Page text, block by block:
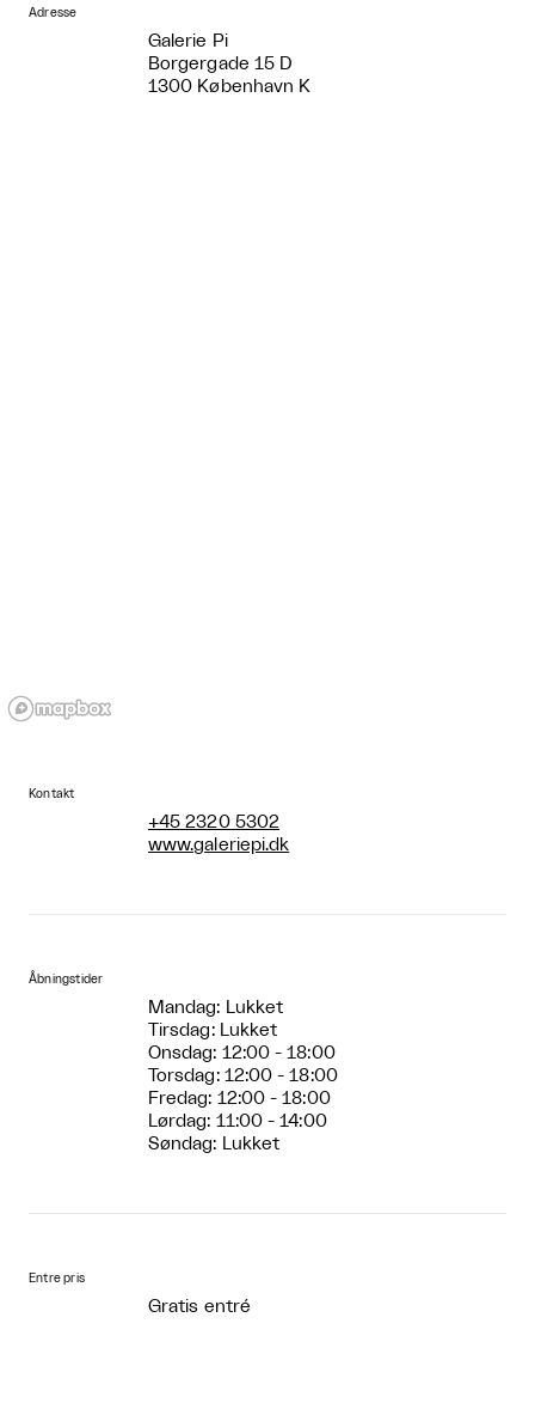
Adresse
Galerie Pi
Borgergade 15 D
1300 København K
Kontakt
+45 2320 5302
www.galeriepi.dk
Åbningstider
Mandag: Lukket
Tirsdag: Lukket
Onsdag: 12:00 - 18:00
Torsdag: 12:00 - 18:00
Fredag: 12:00 - 18:00
Lørdag: 11:00 - 14:00
Søndag: Lukket
Entre pris
Gratis entré